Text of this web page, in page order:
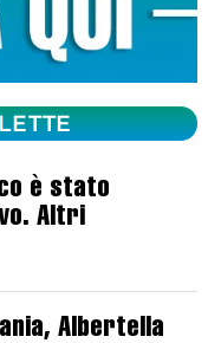
è stato
Altri
Albertella